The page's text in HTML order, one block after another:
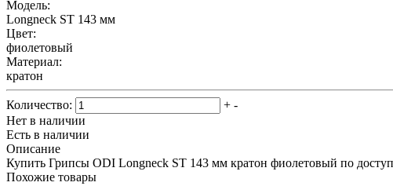
Модель:
Longneck ST 143 мм
Цвет:
фиолетовый
Материал:
кратон
Количество: + -
Нет в наличии
Есть в наличии
Описание
Купить Грипсы ODI Longneck ST 143 мм кратон фиолетовый по
Похожие товары